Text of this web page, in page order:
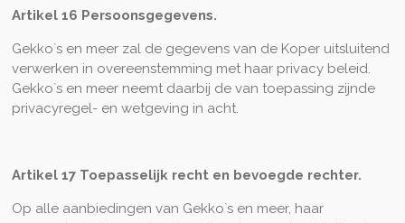
Artikel 16 Persoonsgegevens.
Gekko`s en meer zal de gegevens van de Koper uitsluitend
verwerken in overeenstemming met haar privacy beleid.
Gekko`s en meer neemt daarbij de van toepassing zijnde
privacyregel- en wetgeving in acht.
Artikel 17 Toepasselijk recht en bevoegde rechter.
Op alle aanbiedingen van Gekko`s en meer, haar